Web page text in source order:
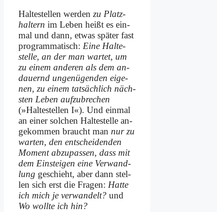
Hal­te­stel­len wer­den zu Platz­
hal­tern im Le­ben heißt es ein­
mal und dann, et­was spä­ter fast
pro­gram­ma­tisch: Ei­ne Hal­te­
stel­le, an der man war­tet, um
zu ei­nem an­de­ren als dem an­
dau­ernd un­ge­nü­gen­den ei­ge­
nen, zu ei­nem tat­säch­lich näch­
sten Le­ben auf­zu­bre­chen
(»Hal­te­stel­len I«). Und ein­mal
an ei­ner sol­chen Hal­te­stel­le an­
ge­kom­men braucht man nur zu
war­ten, den ent­schei­den­den
Mo­ment ab­zu­pas­sen, dass mit
dem Ein­stei­gen ei­ne Ver­wand­
lung ge­schieht, aber dann stel­
len sich erst die Fra­gen: Hat­te
ich mich je ver­wan­delt? und
Wo woll­te ich hin?